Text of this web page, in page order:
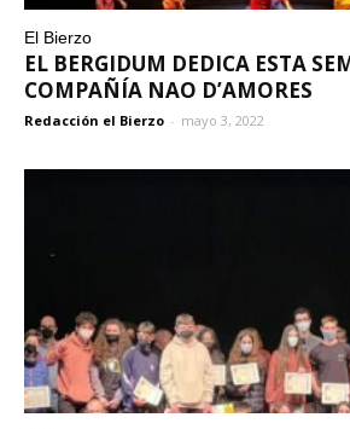
El Bierzo
EL BERGIDUM DEDICA ESTA
COMPAÑÍA NAO D’AMORES
Redacción el Bierzo - mayo 3, 2022